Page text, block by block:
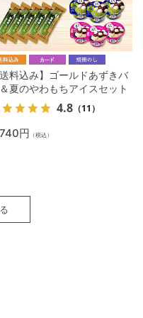
送料込み】ゴールドあずきバ
夏のやわもちアイスセット
4.8 （11）
円 （税込）